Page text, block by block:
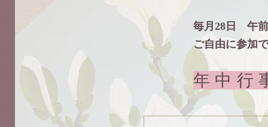
毎月28日 午
ご自由に参加
年